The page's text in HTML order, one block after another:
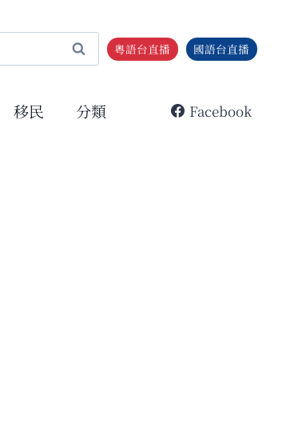
粵語台直播 國語台直播
移民 分類 Facebook